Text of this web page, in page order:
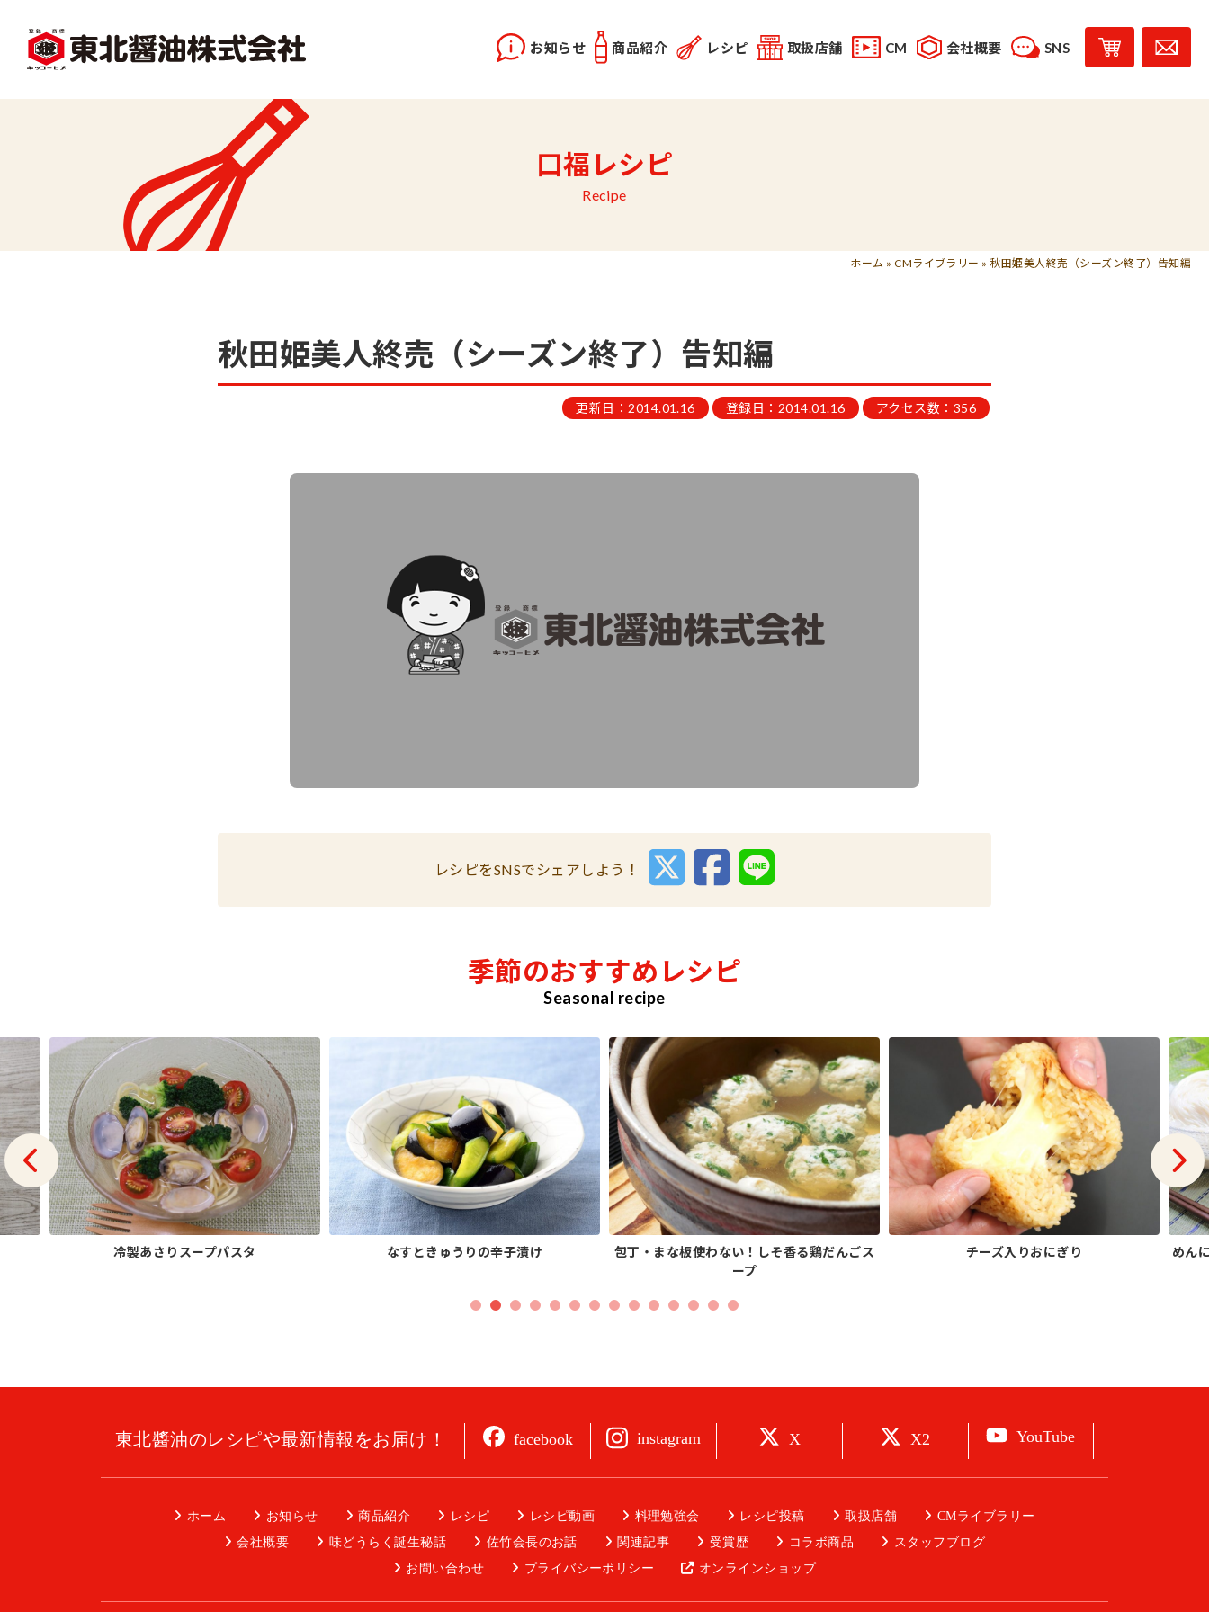
お知らせ 商品紹介
味どうらくの里 あま塩醤油
レシピ
レシピ動画 料理勉強会
取扱店舗 CM 会社概要
佐竹会長のお話
SNS
口福レシピ
Recipe
ホーム »CMライブラリー »秋田姫美人終売（シーズン終了）告知編
秋田姫美人終売（シーズン終了）告知編
更新日：2014.01.16 登録日：2014.01.16 アクセス数：356
レシピをSNSでシェアしよう！
季節のおすすめレシピ
Seasonal recipe
冷製あさりスープパスタ なすときゅうりの辛子漬け
包丁・まな板使わない！しそ香る鶏だんごス
ープ
チーズ入りおにぎり めん
東北醬油のレシピや最新情報をお届け！ facebook instagram X X2 YouTube
ホーム お知らせ 商品紹介 レシピ レシピ動画 料理勉強会 レシピ投稿 取扱店舗
CMライブラリー
会社概要
味どうらく誕生秘話 佐竹会長のお話 関連記事 受賞歴 コラボ商品
スタッフブログ
お問い合わせ
プライバシーポリシー オンラインショップ